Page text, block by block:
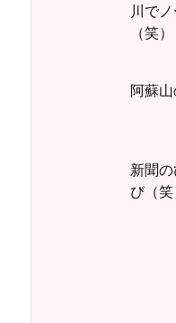
川で
（笑）
阿蘇山
新聞
び（笑